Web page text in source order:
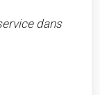
dans